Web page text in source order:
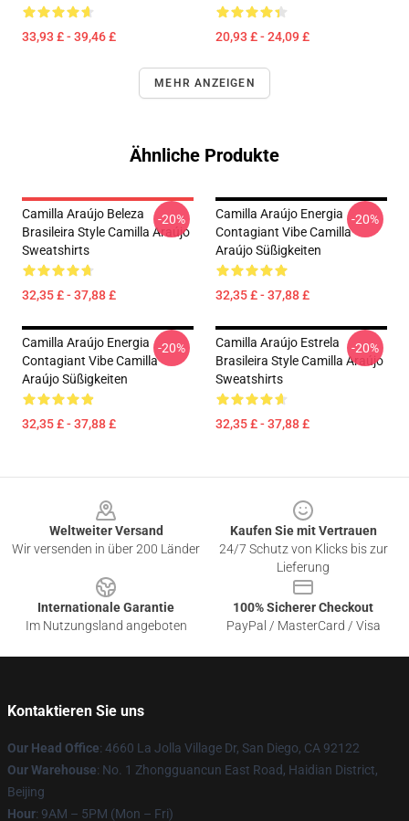
33,93 £ - 39,46 £ 20,93 £ - 24,09 £
MEHR ANZEIGEN
Ähnliche Produkte
Camilla Araújo Beleza
Brasileira Style Camilla Araújo
Sweatshirts
32,35 £ - 37,88 £
-20%
Camilla Araújo Energia
Contagiant Vibe Camilla
Araújo Süßigkeiten
32,35 £ - 37,88 £
-20%
Camilla Araújo Energia
Contagiant Vibe Camilla
Araújo Süßigkeiten
32,35 £ - 37,88 £
-20%
Camilla Araújo Estrela
Brasileira Style Camilla Araújo
Sweatshirts
32,35 £ - 37,88 £
-20%
Weltweiter Versand
Wir versenden in über 200 Länder
Kaufen Sie mit Vertrauen
24/7 Schutz von Klicks bis zur
Lieferung
Internationale Garantie
Im Nutzungsland angeboten
100% Sicherer Checkout
PayPal / MasterCard / Visa
Kontaktieren Sie uns
Our Head Office: 4660 La Jolla Village Dr, San Diego, CA 92122
Our Warehouse: No. 1 Zhongguancun East Road, Haidian District,
Beijing
Hour: 9AM – 5PM (Mon – Fri)